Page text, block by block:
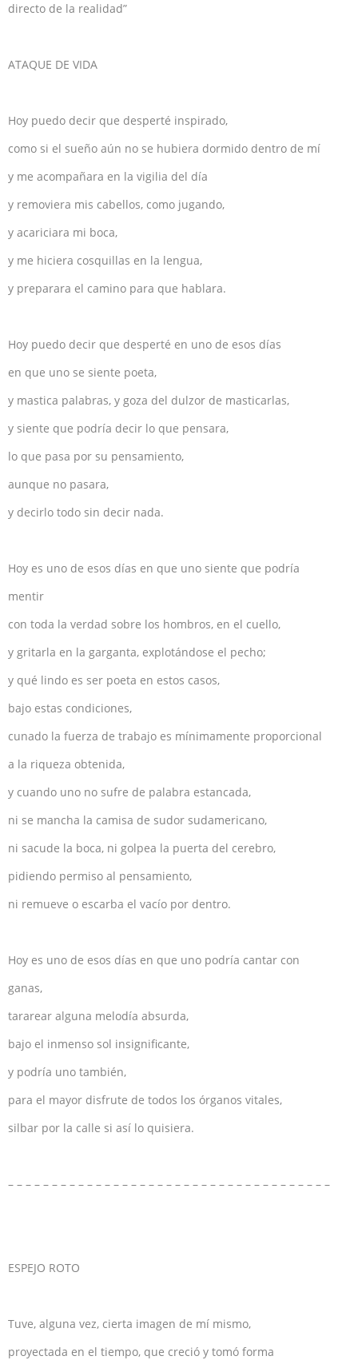
directo de la realidad”
ATAQUE DE VIDA
Hoy puedo decir que desperté inspirado,
como si el sueño aún no se hubiera dormido dentro de mí
y me acompañara en la vigilia del día
y removiera mis cabellos, como jugando,
y acariciara mi boca,
y me hiciera cosquillas en la lengua,
y preparara el camino para que hablara.
Hoy puedo decir que desperté en uno de esos días
en que uno se siente poeta,
y mastica palabras, y goza del dulzor de masticarlas,
y siente que podría decir lo que pensara,
lo que pasa por su pensamiento,
aunque no pasara,
y decirlo todo sin decir nada.
Hoy es uno de esos días en que uno siente que podría
mentir
con toda la verdad sobre los hombros, en el cuello,
y gritarla en la garganta, explotándose el pecho;
y qué lindo es ser poeta en estos casos,
bajo estas condiciones,
cunado la fuerza de trabajo es mínimamente proporcional
a la riqueza obtenida,
y cuando uno no sufre de palabra estancada,
ni se mancha la camisa de sudor sudamericano,
ni sacude la boca, ni golpea la puerta del cerebro,
pidiendo permiso al pensamiento,
ni remueve o escarba el vacío por dentro.
Hoy es uno de esos días en que uno podría cantar con
ganas,
tararear alguna melodía absurda,
bajo el inmenso sol insignificante,
y podría uno también,
para el mayor disfrute de todos los órganos vitales,
silbar por la calle si así lo quisiera.
– – – – – – – – – – – – – – – – – – – – – – – – – – – – – – – – – – – – –
ESPEJO ROTO
Tuve, alguna vez, cierta imagen de mí mismo,
proyectada en el tiempo, que creció y tomó forma